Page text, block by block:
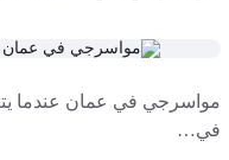
مواسرجي في عمان عندما
في…